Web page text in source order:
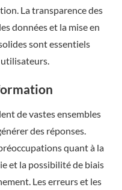
La transparence des
données et la mise en
sont essentiels
de vastes ensembles
des réponses.
quant à la
et la possibilité de biais
Les erreurs et les